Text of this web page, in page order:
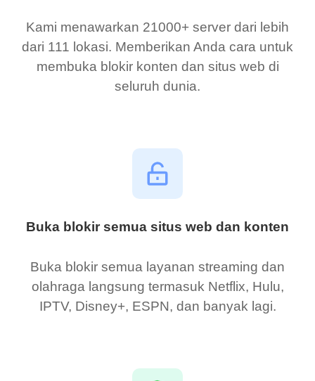
Kami menawarkan 21000+ server dari lebih
dari 111 lokasi. Memberikan Anda cara untuk
membuka blokir konten dan situs web di
seluruh dunia.
Buka blokir semua situs web dan konten
Buka blokir semua layanan streaming dan
olahraga langsung termasuk Netflix, Hulu,
IPTV, Disney+, ESPN, dan banyak lagi.